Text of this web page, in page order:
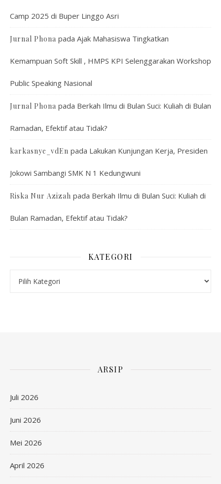
Camp 2025 di Buper Linggo Asri
Jurnal Phona pada Ajak Mahasiswa Tingkatkan
Kemampuan Soft Skill , HMPS KPI Selenggarakan Workshop
Public Speaking Nasional
Jurnal Phona pada Berkah Ilmu di Bulan Suci: Kuliah di Bulan
Ramadan, Efektif atau Tidak?
karkasnye_vdEn pada Lakukan Kunjungan Kerja, Presiden
Jokowi Sambangi SMK N 1 Kedungwuni
Riska Nur Azizah pada Berkah Ilmu di Bulan Suci: Kuliah di
Bulan Ramadan, Efektif atau Tidak?
KATEGORI
ARSIP
Juli 2026
Juni 2026
Mei 2026
April 2026